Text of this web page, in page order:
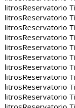
litrosReservatorio
litrosReservatorio
litrosReservatorio
litrosReservatorio
litrosReservatorio
litrosReservatorio
litrosReservatorio
litrosReservatorio
litrosReservatorio
litrosReservatorio